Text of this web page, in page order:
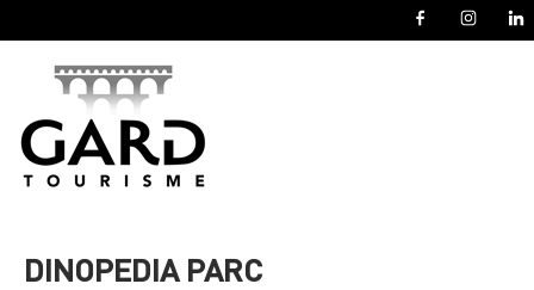
DINOPEDIA PARC